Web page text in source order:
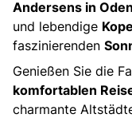
Andersens in
und lebendige
faszinierenden
Genießen Sie die
komfortablen
charmante